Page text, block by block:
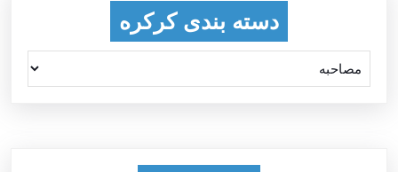
دسته بندی کرکره